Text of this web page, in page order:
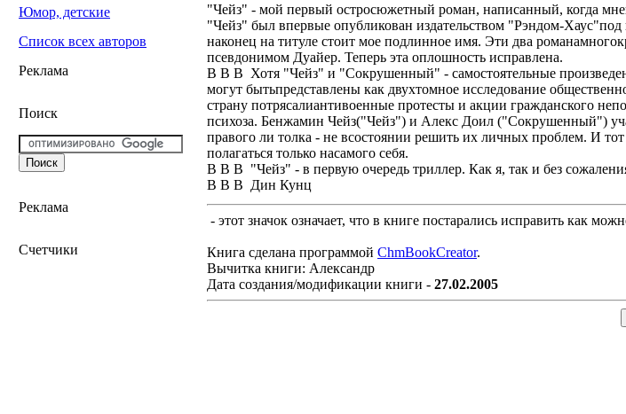
Юмор, детские
Список всех авторов
Реклама
Поиск
Реклама
Счетчики
"Чейз" - мой первый остросюжетный роман, написанный, когда
"Чейз" был впервые опубликован издательством "Рэндом-Хаус"под
наконец на титуле стоит мое подлинное имя. Эти два
псевдонимом Дуайер. Теперь эта оплошность исправлена.
В В В Хотя "Чейз" и "Сокрушенный" - самостоятельные
могут бытьпредставлены как двухтомное исследование
страну потрясалиантивоенные протесты и акции гражданского
психоза. Бенжамин Чейз("Чейз") и Алекс Доил ("Сокрушенный")
правого ли толка - не всостоянии решить их личных проблем. И
полагаться только насамого себя.
В В В "Чейз" - в первую очередь триллер. Как я, так и без
В В В Дин Кунц
- этот значок означает, что в книге постарались исправить как
Книга сделана программой ChmBookCreator.
Вычитка книги: Александр
Дата создания/модификации книги - 27.02.2005